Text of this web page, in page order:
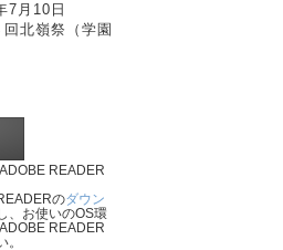
7月10日
回北嶺祭（学園
READER
のダウン
、お使いのOS環
READER
。